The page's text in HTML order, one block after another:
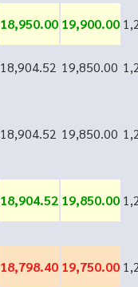
18,950.00 19,900.00
18,904.52 19,850.00
18,904.52 19,850.00
18,904.52 19,850.00
18,798.40 19,750.00